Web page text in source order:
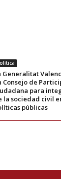
Generalitat
Consejo de
para
la sociedad civil
públicas